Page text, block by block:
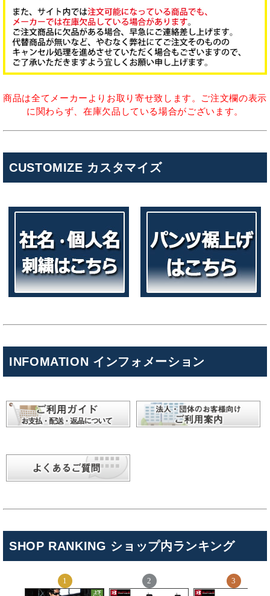
商品は全てメーカーよりお取り寄せ致します。ご注文欄の表示
に関わらず、在庫欠品している場合がございます。
CUSTOMIZE カスタマイズ
INFOMATION インフォメーション
SHOP RANKING ショップ内ランキング